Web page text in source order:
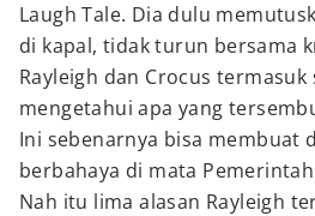
Laugh Tale. Dia dulu
di kapal, tidak turun bersama
Rayleigh dan Crocus termasuk
mengetahui apa yang
Ini sebenarnya bisa membuat
berbahaya di mata
Nah itu lima alasan Rayleigh